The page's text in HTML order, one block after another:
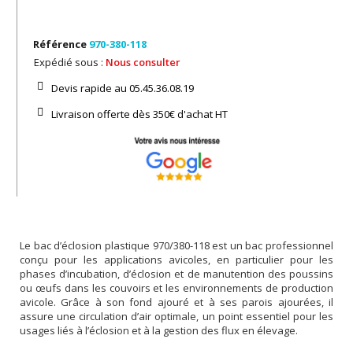
Référence 970-380-118
Expédié sous : Nous consulter
Devis rapide au 05.45.36.08.19​
Livraison offerte dès 350€ d'achat​ HT
Le bac d’éclosion plastique 970/380-118 est un bac professionnel
conçu pour les applications avicoles, en particulier pour les
phases d’incubation, d’éclosion et de manutention des poussins
ou œufs dans les couvoirs et les environnements de production
avicole. Grâce à son fond ajouré et à ses parois ajourées, il
assure une circulation d’air optimale, un point essentiel pour les
usages liés à l’éclosion et à la gestion des flux en élevage.